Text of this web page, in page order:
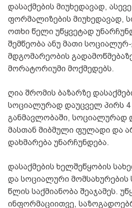
დასაქმების მიუხედავად,
ფორმალიზების მიუხედავად,
ოთხი წელი უწყვეტად
შემწეობა ანუ მათი
მდგომარეობის
მორატორიუმი მოქმედებს.
ღია შრომის ბაზარზე
სოციალურად დაუცველ პირს
განმავლობაში, სოციალურად
მასთან მიბმული ფულადი და
დახმარება უნარჩუნდება.
დასაქმების ხელშეწყობის
და სოციალური მომსახურების
წლის საქმიანობა შეაჯამეს.
ინფორმაციითვე,